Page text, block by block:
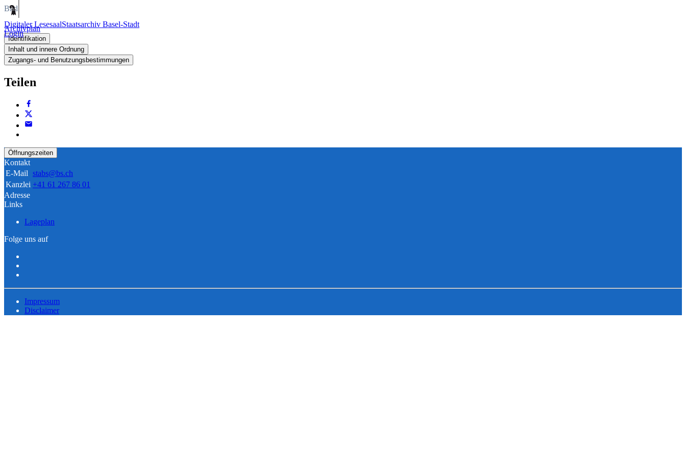
Digitaler LesesaalStaatsarchiv Basel-Stadt
Login
Bild
Archivplan
Identifikation
Inhalt und innere Ordnung
Zugangs- und Benutzungsbestimmungen
Teilen
Öffnungszeiten
Kontakt
E-Mail stabs@bs.ch
Kanzlei +41 61 267 86 01
Adresse
Links
Lageplan
Folge uns auf
Impressum
Disclaimer